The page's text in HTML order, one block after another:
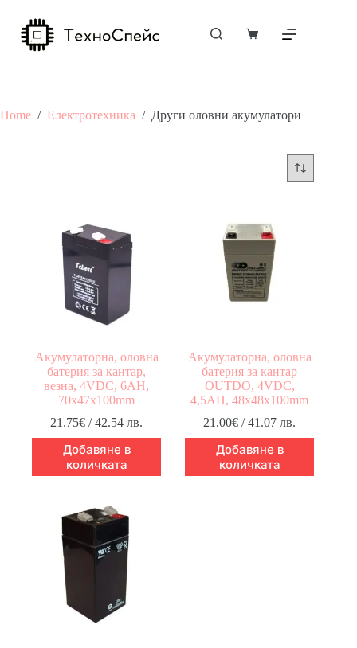
content
Shopping
Home / Електротехника / Други оловни акумулатори
Акумулаторна, оловна
батерия за кантар,
везна, 4VDC, 6AH,
70х47х100mm
21.75€ / 42.54 лв.
Добавяне в
количката
Акумулаторна, оловна
батерия за кантар
OUTDO, 4VDC,
4,5AH, 48х48х100mm
21.00€ / 41.07 лв.
Добавяне в
количката